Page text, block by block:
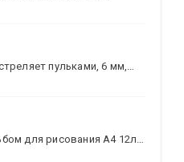
пульками, 6 мм,
для рисования А4 12л.